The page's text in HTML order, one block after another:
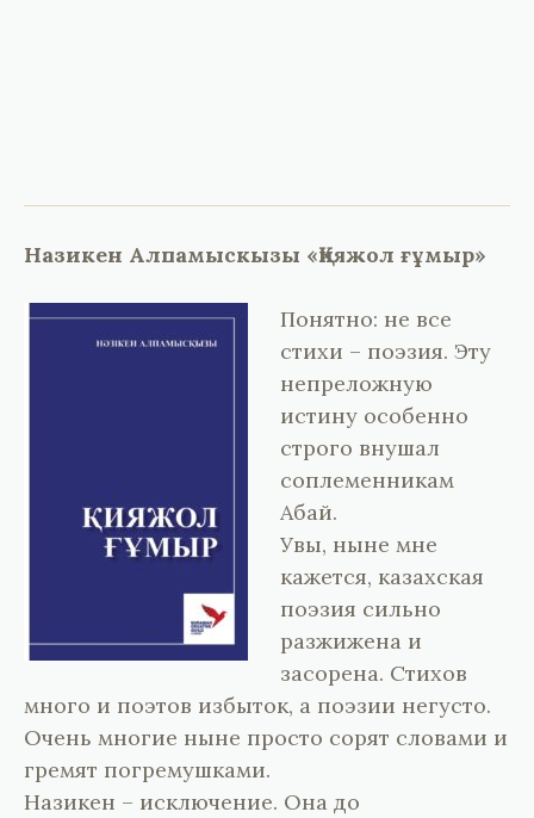
Назикен Алпамыскызы «Қияжол ғұмыр»
Понятно: не все
стихи – поэзия. Эту
непреложную
истину особенно
строго внушал
соплеменникам
Абай.
Увы, ныне мне
кажется, казахская
поэзия сильно
разжижена и
засорена. Стихов
много и поэтов избыток, а поэзии негусто.
Очень многие ныне просто сорят словами и
гремят погремушками.
Назикен – исключение. Она до